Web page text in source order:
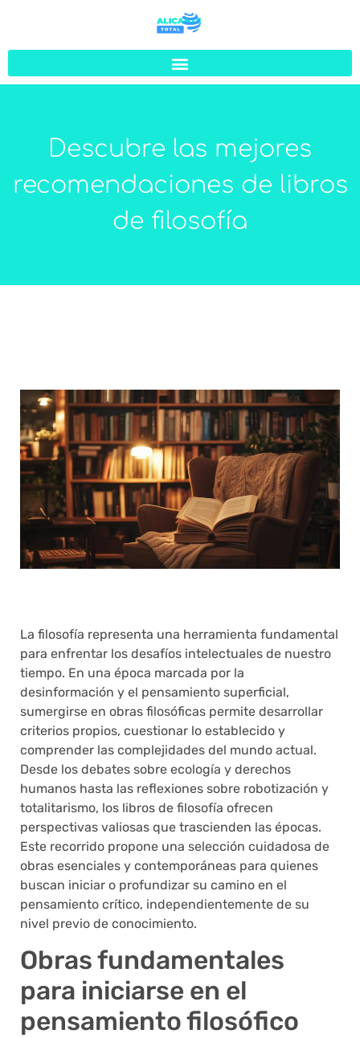
Descubre las mejores
recomendaciones de libros
de filosofía
La filosofía representa una herramienta fundamental
para enfrentar los desafíos intelectuales de nuestro
tiempo. En una época marcada por la
desinformación y el pensamiento superficial,
sumergirse en obras filosóficas permite desarrollar
criterios propios, cuestionar lo establecido y
comprender las complejidades del mundo actual.
Desde los debates sobre ecología y derechos
humanos hasta las reflexiones sobre robotización y
totalitarismo, los libros de filosofía ofrecen
perspectivas valiosas que trascienden las épocas.
Este recorrido propone una selección cuidadosa de
obras esenciales y contemporáneas para quienes
buscan iniciar o profundizar su camino en el
pensamiento crítico, independientemente de su
nivel previo de conocimiento.
Obras fundamentales
para iniciarse en el
pensamiento filosófico